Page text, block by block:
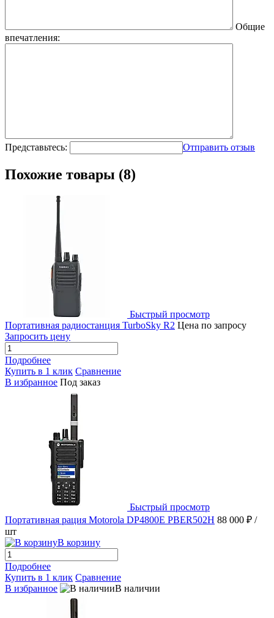
Общие
впечатления:
Представьтесь: Отправить отзыв
Похожие товары (8)
Быстрый просмотр
Портативная радиостанция TurboSky R2 Цена по запросу
Запросить цену
Подробнее
Купить в 1 клик Сравнение
В избранное Под заказ
Быстрый просмотр
Портативная рация Motorola DP4800E PBER502H 88 000 ₽ /
шт
В корзину
Подробнее
Купить в 1 клик Сравнение
В избранное
В наличии